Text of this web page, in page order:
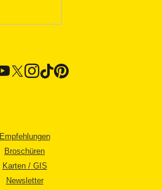
Empfehlungen
Broschüren
Karten / GIS
Newsletter